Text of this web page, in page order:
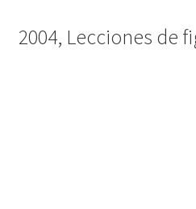
2004, Lecciones de